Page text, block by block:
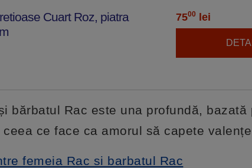
Cuart Roz, piatra
7500 lei
bărbatul Rac este una profundă, bazată
ce face ca amorul să capete
femeia Rac si barbatul Rac